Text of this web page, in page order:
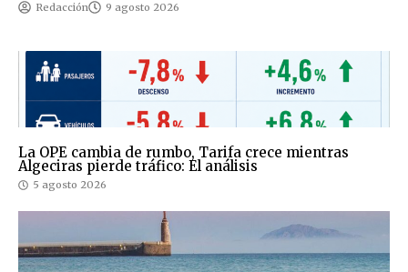
Redacción 9 agosto 2026
La OPE cambia de rumbo, Tarifa crece mientras
Algeciras pierde tráfico: El análisis
5 agosto 2026